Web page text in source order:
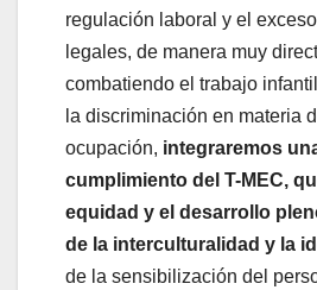
regulación laboral y el
legales, de manera muy
combatiendo el trabajo
la discriminación en materia
ocupación, integraremos
cumplimiento del T-MEC,
equidad y el desarrollo
de la interculturalidad y la
de la sensibilización del